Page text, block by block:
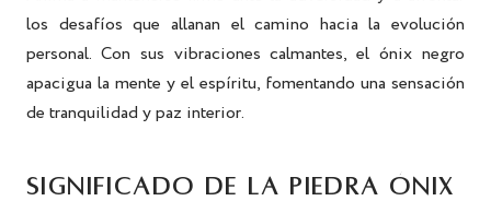
los desafíos que allanan el camino hacia la evolución
personal. Con sus vibraciones calmantes, el ónix negro
apacigua la mente y el espíritu, fomentando una sensación
de tranquilidad y paz interior.
SIGNIFICADO DE LA PIEDRA ÓNIX